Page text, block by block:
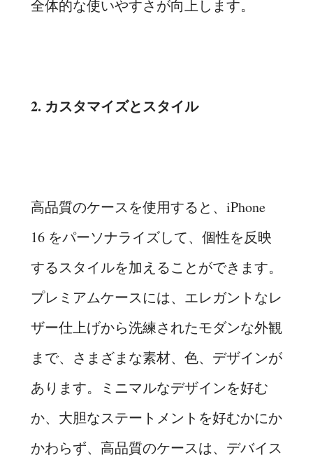
全体的な使いやすさが向上します。
2. カスタマイズとスタイル
高品質のケースを使用すると、iPhone
16 をパーソナライズして、個性を反映
するスタイルを加えることができます。
プレミアムケースには、エレガントなレ
ザー仕上げから洗練されたモダンな外観
まで、さまざまな素材、色、デザインが
あります。ミニマルなデザインを好む
か、大胆なステートメントを好むかにか
かわらず、高品質のケースは、デバイス